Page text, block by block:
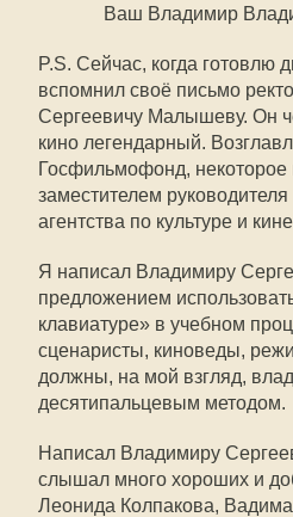
Ваш Владимир
P.S. Сейчас, когда готовлю
вспомнил своё письмо
Сергеевичу Малышеву. Он
кино легендарный.
Госфильмофонд, некоторое
заместителем
агентства по культуре и
Я написал Владимиру
предложением
клавиатуре» в учебном
сценаристы, киноведы,
должны, на мой взгляд,
десятипальцевым методом.
Написал Владимиру
слышал много хороших и
Леонида Колпакова,